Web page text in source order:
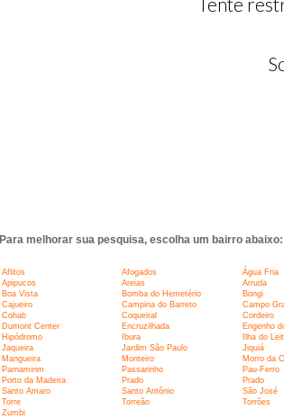
Para melhorar sua pesquisa, escolha um bairro abaixo:
Aflitos Afogados Água Fria
Apipucos
Areias Arruda
Boa Vista
Bomba do Hemetério Bongi
Cajueiro
Campina do Barreto Campo
Cohab
Coqueiral Cordeiro
Dumont Center
Encruzilhada Engenho
Hipódromo
Ibura Ilha do
Jaqueira
Jardim São Paulo Jiquiá
Mangueira
Monteiro Morro da
Parnamirim
Passarinho Pau-Ferro
Porto da Madeira
Prado Prado
Santo Amaro
Santo Antônio São José
Torre
Torreão Torrões
Zumbi